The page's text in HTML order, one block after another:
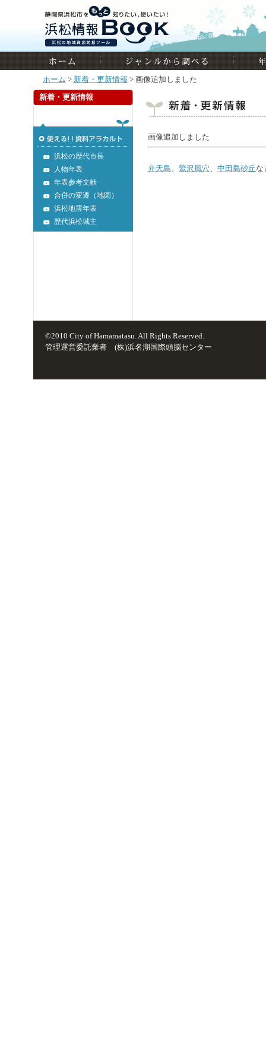
ホーム > 新着・更新情報 > 画像追加しました
新着・更新情報
浜松の歴代市長
人物年表
年表参考文献
合併の変遷（地図）
浜松地震年表
歴代浜松城主
画像追加しました
弁天島 鷲沢風穴 中田島砂丘な
©2010 City of Hamamatasu. All Rights Reserved.
管理運営委託業者 (株)浜名湖国際頭脳センター